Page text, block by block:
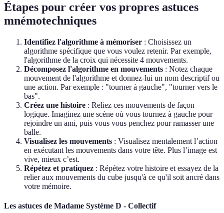
Étapes pour créer vos propres astuces
mnémotechniques
Identifiez l'algorithme à mémoriser : Choisissez un
algorithme spécifique que vous voulez retenir. Par exemple,
l'algorithme de la croix qui nécessite 4 mouvements.
Décomposez l'algorithme en mouvements : Notez chaque
mouvement de l'algorithme et donnez-lui un nom descriptif ou
une action. Par exemple : "tourner à gauche", "tourner vers le
bas".
Créez une histoire : Reliez ces mouvements de façon
logique. Imaginez une scène où vous tournez à gauche pour
rejoindre un ami, puis vous vous penchez pour ramasser une
balle.
Visualisez les mouvements : Visualisez mentalement l’action
en exécutant les mouvements dans votre tête. Plus l’image est
vive, mieux c’est.
Répétez et pratiquez : Répétez votre histoire et essayez de la
relier aux mouvements du cube jusqu'à ce qu'il soit ancré dans
votre mémoire.
Les astuces de Madame Système D - Collectif